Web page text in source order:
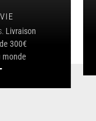
Livraison
300€
monde